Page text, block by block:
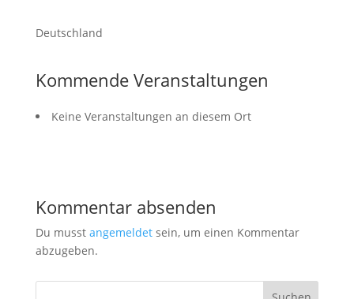
Deutschland
Kommende Veranstaltungen
Keine Veranstaltungen an diesem Ort
Kommentar absenden
Du musst angemeldetsein, um einen Kommentar
abzugeben.